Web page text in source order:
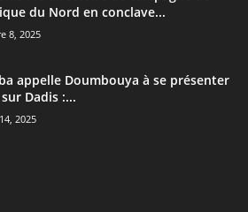
du Nord en conclave...
8, 2025
appelle Doumbouya à se présenter
Dadis :...
2025